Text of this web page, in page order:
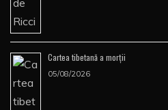
Cartea tibetană a morţii
05/08/2026